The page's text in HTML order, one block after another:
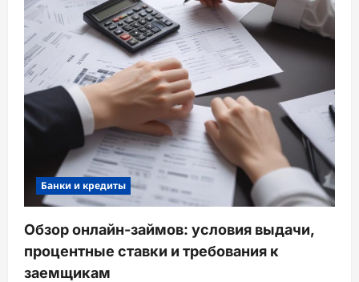
Банки и кредиты
Обзор онлайн-займов: условия выдачи,
процентные ставки и требования к
заемщикам